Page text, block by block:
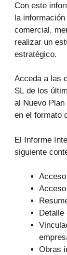
Con este
la
comercial,
realizar un
estratégico.
Acceda a las
SL de los
al Nuevo
en el formato
El Informe
siguiente
Acceso
Detalle
Obras